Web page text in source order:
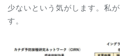
少ないという気がします。私
す。